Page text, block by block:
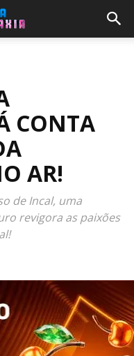
CONTA
AR!
de Incal, uma
revigora as paixões